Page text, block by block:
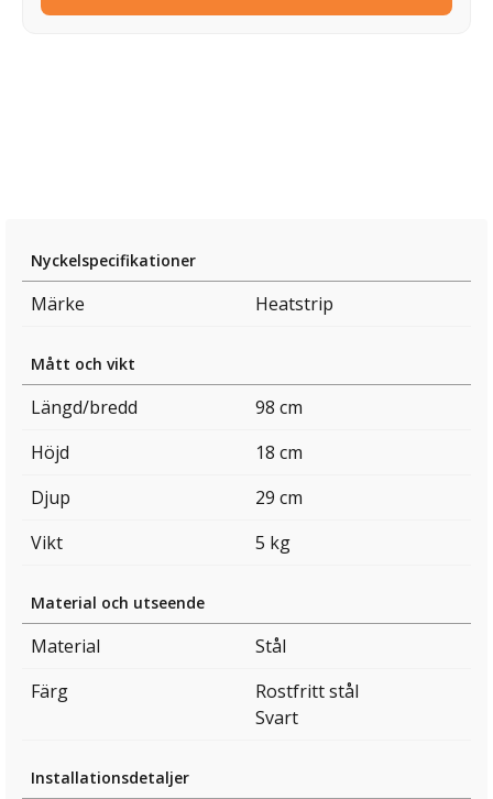
Nyckelspecifikationer
Märke Heatstrip
Mått och vikt
Längd/bredd
98 cm
Höjd
18 cm
Djup
29 cm
Vikt
5 kg
Material och utseende
Material
Stål
Färg
Rostfritt stål
Svart
Installationsdetaljer